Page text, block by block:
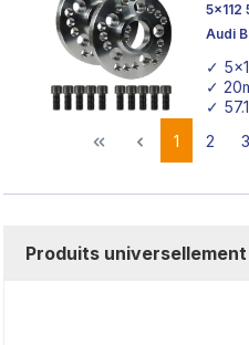
5x112
Audi
✓
✓
✓
1
2 3
Produits